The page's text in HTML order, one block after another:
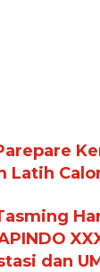
Latih
dan